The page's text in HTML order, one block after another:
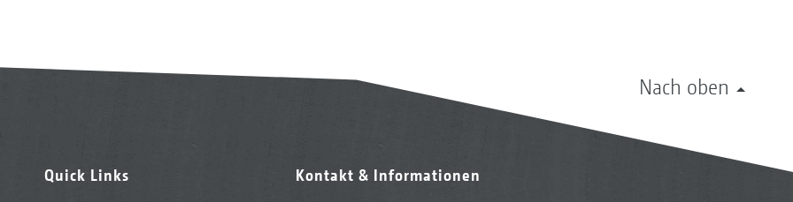
Nach oben
Quick Links Kontakt & Informationen